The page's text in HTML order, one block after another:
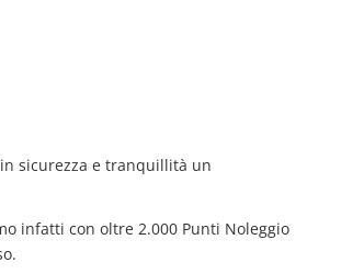
sicurezza e tranquillità un
infatti con oltre 2.000 Punti Noleggio